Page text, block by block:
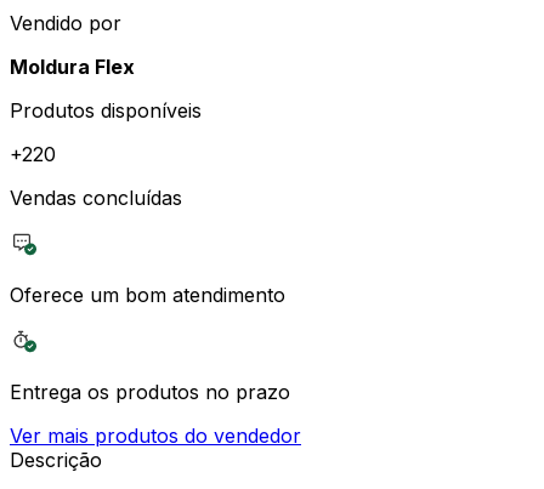
Vendido por
Moldura Flex
Produtos disponíveis
+220
Vendas concluídas
Oferece um bom atendimento
Entrega os produtos no prazo
Ver mais produtos do vendedor
Descrição